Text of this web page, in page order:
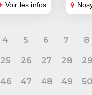
Voir les infos
4 5 6 7 8
25 26 27 28 29
46 47 48 49 50